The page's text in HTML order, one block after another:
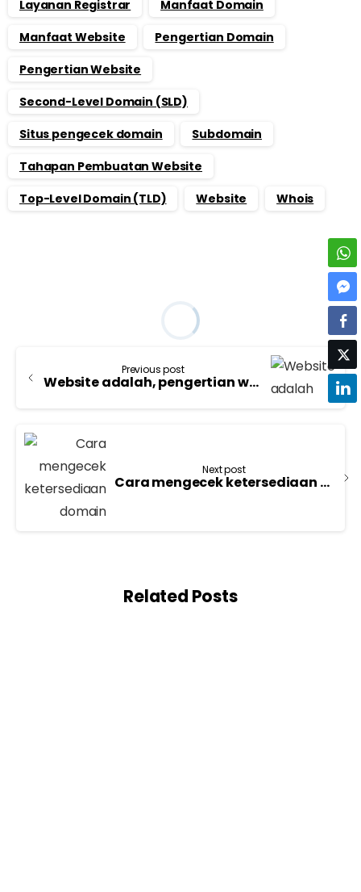
Layanan Registrar
Manfaat Domain
Manfaat Website
Pengertian Domain
Pengertian Website
Second-Level Domain (SLD)
Situs pengecek domain
Subdomain
Tahapan Pembuatan Website
Top-Level Domain (TLD)
Website Whois
Previous post
Website adalah, pengertian website, jenis, fungsi dan manfaatnya [Update 2023]
Next post
Cara mengecek ketersediaan domain
Related Posts